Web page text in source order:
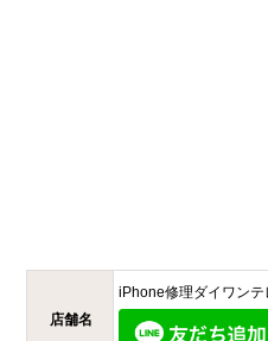
店舗名
iPhone修理ダイワンテ